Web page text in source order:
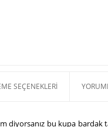
SEÇENEKLERI
diyorsanız bu kupa bardak